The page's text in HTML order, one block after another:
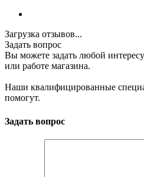
Загрузка отзывов...
Задать вопрос
Вы можете задать любой
или работе магазина.
Наши квалифицированные
помогут.
Задать вопрос